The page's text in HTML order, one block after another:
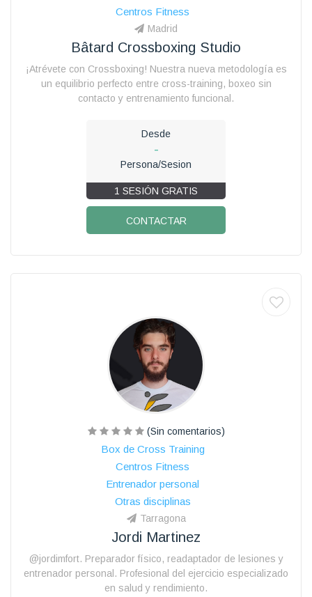
Centros Fitness
Madrid
Bâtard Crossboxing Studio
¡Atrévete con Crossboxing! Nuestra nueva metodología es
un equilibrio perfecto entre cross-training, boxeo sin
contacto y entrenamiento funcional.
Desde
-
Persona/Sesion
1 SESIÓN GRATIS
CONTACTAR
(Sin comentarios)
Box de Cross Training
Centros Fitness
Entrenador personal
Otras disciplinas
Tarragona
Jordi Martinez
@jordimfort. Preparador físico, readaptador de lesiones y
entrenador personal. Profesional del ejercicio especializado
en salud y rendimiento.